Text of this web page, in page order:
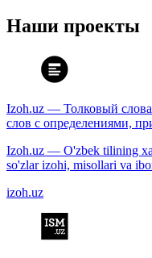
Наши проекты
Izoh.uz — Толковый
слов с определениями,
Izoh.uz — O'zbek tilining
so'zlar izohi, misollari va
izoh.uz